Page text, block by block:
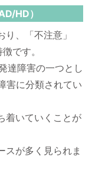
HD）
、「不注意」
です。
達障害の一つとし
害に分類されてい
着いていくことが
が多く見られま